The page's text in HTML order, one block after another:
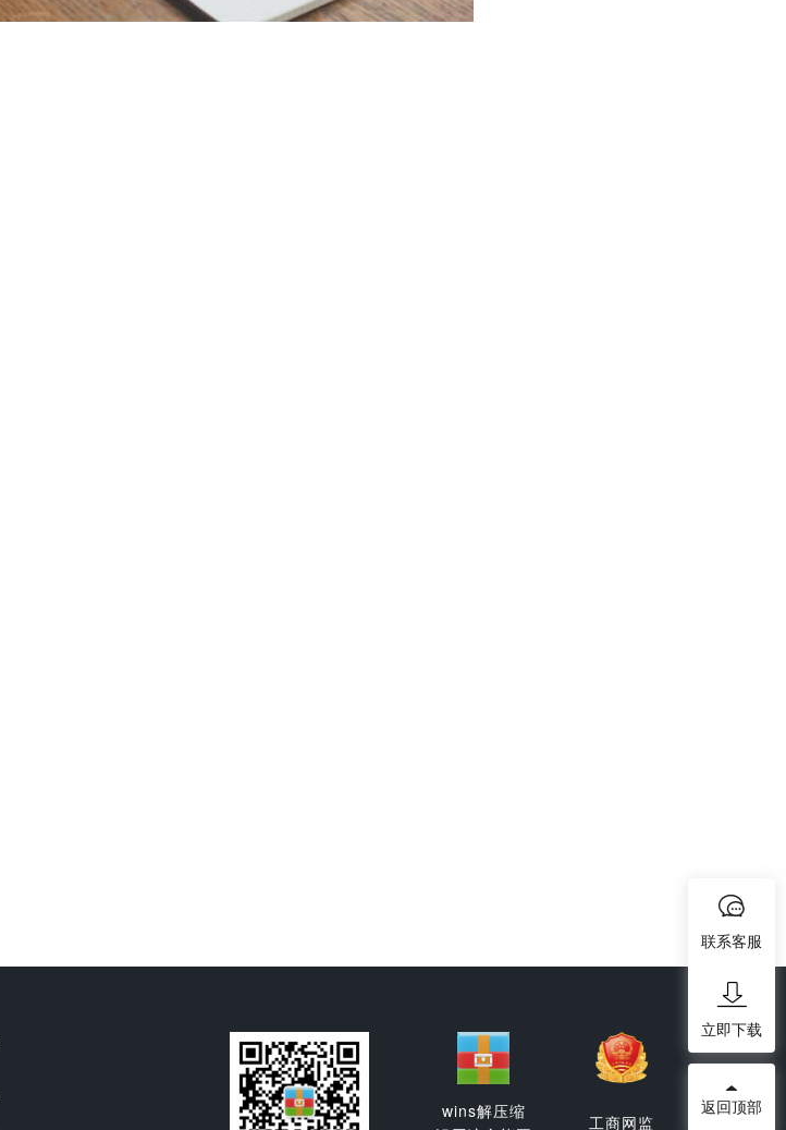
wins解压缩
工商网监
联系客服
立即下载
返回顶部